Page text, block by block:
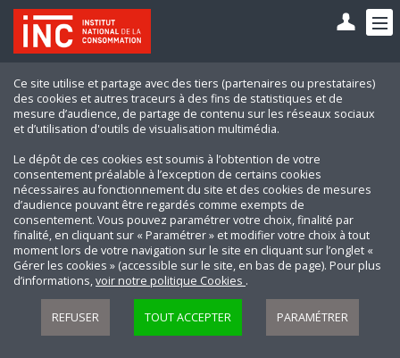
Ce site utilise et partage avec des tiers (partenaires ou prestataires)
des cookies et autres traceurs à des fins de statistiques et de
mesure d’audience, de partage de contenu sur les réseaux sociaux
et d’utilisation d'outils de visualisation multimédia.
Le dépôt de ces cookies est soumis à l’obtention de votre
consentement préalable à l’exception de certains cookies
nécessaires au fonctionnement du site et des cookies de mesures
d’audience pouvant être regardés comme exempts de
consentement. Vous pouvez paramétrer votre choix, finalité par
finalité, en cliquant sur « Paramétrer » et modifier votre choix à tout
moment lors de votre navigation sur le site en cliquant sur l’onglet «
Gérer les cookies » (accessible sur le site, en bas de page). Pour plus
d’informations,voir notre politique Cookies .
REFUSER TOUT ACCEPTER PARAMÉTRER